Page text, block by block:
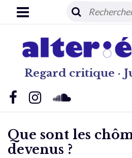
Regard critique ·
Que sont les
devenus ?